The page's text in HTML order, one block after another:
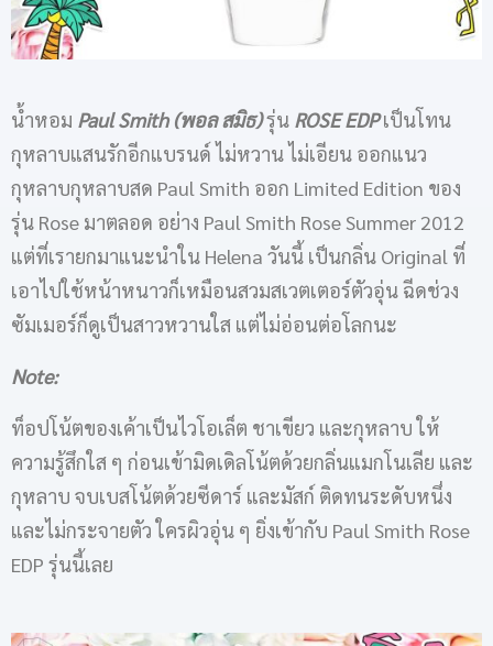
น้ำหอม Paul Smith (พอล สมิธ)รุ่น ROSE EDPเป็นโทน
กุหลาบแสนรักอีกแบรนด์ ไม่หวาน ไม่เอียน ออกแนว
กุหลาบกุหลาบสด Paul Smith ออก Limited Edition ของ
รุ่น Rose มาตลอด อย่าง Paul Smith Rose Summer 2012
แต่ที่เรายกมาแนะนำใน Helena วันนี้ เป็นกลิ่น Original ที่
เอาไปใช้หน้าหนาวก็เหมือนสวมสเวตเตอร์ตัวอุ่น ฉีดช่วง
ซัมเมอร์ก็ดูเป็นสาวหวานใส แต่ไม่อ่อนต่อโลกนะ
Note:
ท็อปโน้ตของเค้าเป็นไวโอเล็ต ชาเขียว และกุหลาบ ให้
ความรู้สึกใส ๆ ก่อนเข้ามิดเดิลโน้ตด้วยกลิ่นแมกโนเลีย และ
กุหลาบ จบเบสโน้ตด้วยซีดาร์ และมัสก์ ติดทนระดับหนึ่ง
และไม่กระจายตัว ใครผิวอุ่น ๆ ยิ่งเข้ากับ Paul Smith Rose
EDP รุ่นนี้เลย